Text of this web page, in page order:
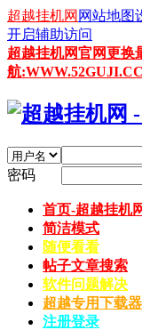
超越挂机网 网站地图
开启辅助访问
超越挂机网官网更换
航
密码
首页-超越挂机
简洁模式
随便看看
帖子文章搜索
软件问题解决
超越专用下载器
注册登录